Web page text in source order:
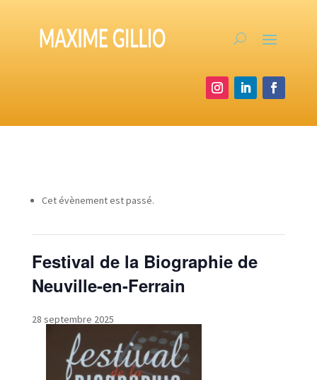
Cet évènement est passé.
Festival de la Biographie de
Neuville-en-Ferrain
28 septembre 2025